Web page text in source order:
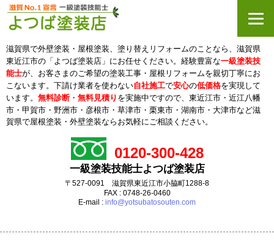
滋賀県で外壁塗装・屋根塗装、塗り替えリフォームのことなら、滋賀県
東近江市の「よつば塗装店」にお任せください。経験豊富な一級塗装技
能士が、お客さまのご希望の塗装工事・屋根リフォームを親切丁寧にお
こないます。下請け業者を使わない自社施工で安心の低価格を実現して
います。 無料診断・ 無料見積り を実施中ですので、東近江市・近江八幡
市・甲賀市・野洲市・彦根市・草津市・栗東市・ 湖南市・大津市など滋
賀県で屋根塗装・外壁塗装ならお気軽にご相談ください。
0120-300-428
一級塗装技能士よつば塗装店
〒527-0091 滋賀県東近江市小脇町1288-8
FAX : 0748-26-0460
E-mail : info@yotsubatosouten.com